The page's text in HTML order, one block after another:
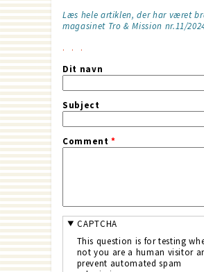
Læs hele artiklen, der har været
magasinet Tro & Mission nr.11/
Dit navn
Subject
Comment*
CAPTCHA
This question is for testing
not you are a human visitor
prevent automated spam